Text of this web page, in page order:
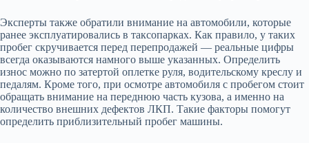
Эксперты также обратили внимание на автомобили, которые
ранее эксплуатировались в таксопарках. Как правило, у таких
пробег скручивается перед перепродажей — реальные цифры
всегда оказываются намного выше указанных. Определить
износ можно по затертой оплетке руля, водительскому креслу и
педалям. Кроме того, при осмотре автомобиля с пробегом стоит
обращать внимание на переднюю часть кузова, а именно на
количество внешних дефектов ЛКП. Такие факторы помогут
определить приблизительный пробег машины.